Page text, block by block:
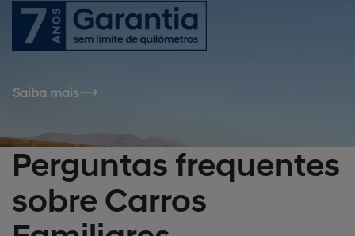
Saiba mais
Perguntas frequentes
sobre Carros